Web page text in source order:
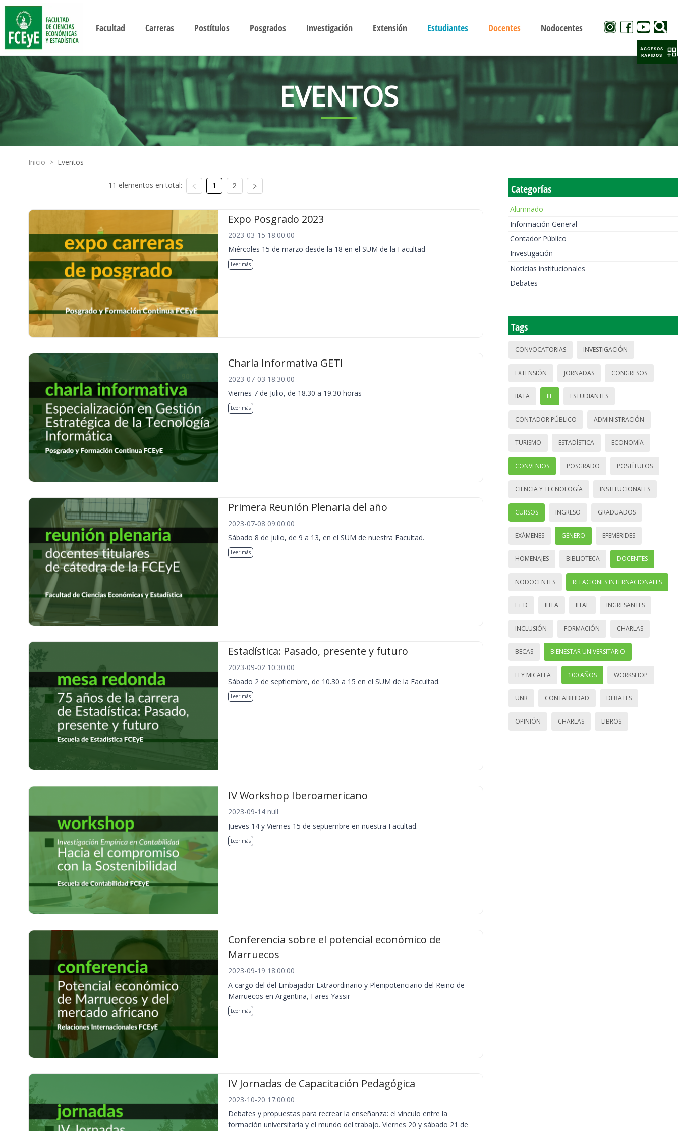
Facultad Carreras Postítulos Posgrados Investigación Extensión Estudiantes Docentes Nodocentes
EVENTOS
Inicio > Eventos
11 elementos en total: 1 2
Expo Posgrado 2023
2023-03-15 18:00:00
Miércoles 15 de marzo desde la 18 en el SUM de la Facultad
Leer más
Charla Informativa GETI
2023-07-03 18:30:00
Viernes 7 de Julio, de 18.30 a 19.30 horas
Leer más
Primera Reunión Plenaria del año
2023-07-08 09:00:00
Sábado 8 de julio, de 9 a 13, en el SUM de nuestra Facultad.
Leer más
Estadística: Pasado, presente y futuro
2023-09-02 10:30:00
Sábado 2 de septiembre, de 10.30 a 15 en el SUM de la Facultad.
Leer más
IV Workshop Iberoamericano
2023-09-14 null
Jueves 14 y Viernes 15 de septiembre en nuestra Facultad.
Leer más
Conferencia sobre el potencial económico de
Marruecos
2023-09-19 18:00:00
A cargo del del Embajador Extraordinario y Plenipotenciario del Reino de
Marruecos en Argentina, Fares Yassir
Leer más
IV Jornadas de Capacitación Pedagógica
2023-10-20 17:00:00
Debates y propuestas para recrear la enseñanza: el vínculo entre la
formación universitaria y el mundo del trabajo. Viernes 20 y sábado 21 de
Categorías
Alumnado
Información General
Contador Público
Investigación
Noticias institucionales
Debates
Tags
CONVOCATORIAS INVESTIGACIÓN
EXTENSIÓN JORNADAS CONGRESOS
IIATA IIE ESTUDIANTES
CONTADOR PÚBLICO ADMINISTRACIÓN
TURISMO ESTADÍSTICA ECONOMÍA
CONVENIOS POSGRADO POSTÍTULOS
CIENCIA Y TECNOLOGÍA INSTITUCIONALES
CURSOS INGRESO GRADUADOS
EXÁMENES GÉNERO EFEMÉRIDES
HOMENAJES BIBLIOTECA DOCENTES
NODOCENTES RELACIONES INTERNACIONALES
I + D IITEA IITAE INGRESANTES
INCLUSIÓN FORMACIÓN CHARLAS
BECAS BIENESTAR UNIVERSITARIO
LEY MICAELA 100 AÑOS WORKSHOP
UNR CONTABILIDAD DEBATES
OPINIÓN CHARLAS LIBROS
ACCESOS
RAPIDOS